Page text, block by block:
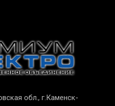
обл., г.Каменск-